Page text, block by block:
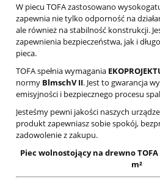
W piecu TOFA zastosowano
zapewnia nie tylko odporność na
ale również na stabilność konstrukcji.
zapewnienia bezpieczeństwa, jak i
pieca.
TOFA spełnia wymagania
normy BlmschV II. Jest to gwarancja
emisyjności i bezpiecznego procesu
Jesteśmy pewni jakości naszych
produkt zapewniasz sobie spokój,
zadowolenie z zakupu.
Piec wolnostojący na drewno TOFA
m²